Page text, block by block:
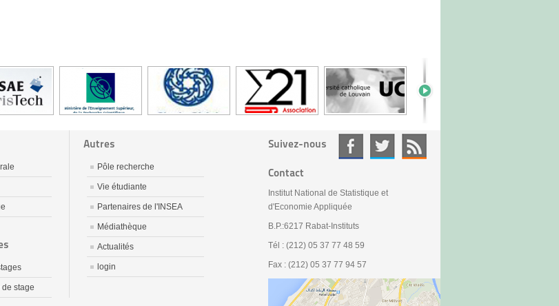
de stage
Autres
Pôle recherche
Vie étudiante
Partenaires de l'INSEA
Médiathèque
Actualités
login
Suivez-nous
Contact
Institut National de Statistique et
d'Economie Appliquée
B.P.:6217 Rabat-Instituts
Tél : (212) 05 37 77 48 59
Fax : (212) 05 37 77 94 57